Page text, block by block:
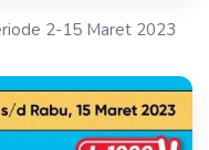
2-15 Maret 2023